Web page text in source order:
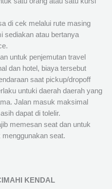
di cek melalui rute masing
sediakan atau bertanya
untuk penjemutan travel
dan hotel, biaya tersebut
saat pickup/dropoff
untuki daerah daerah yang
Jalan masuk maksimal
dapat di tolelir.
memesan seat dan untuk
menggunakan seat.
KENDAL